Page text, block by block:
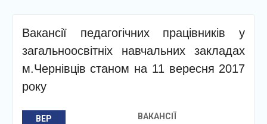
Вакансії педагогічних працівників у
загальноосвітніх навчальних закладах
м.Чернівців станом на 11 вересня 2017
року
ВЕР ВАКАНСІЇ